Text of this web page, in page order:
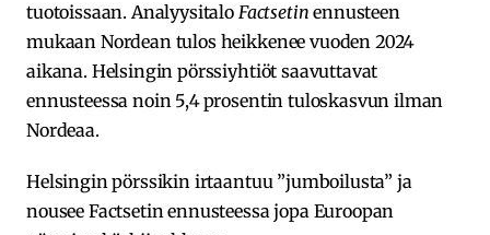
tuotoissaan. Analyysitalo Factsetin ennusteen
mukaan Nordean tulos heikkenee vuoden 2024
aikana. Helsingin pörssiyhtiöt saavuttavat
ennusteessa noin 5,4 prosentin tuloskasvun ilman
Nordeaa.
Helsingin pörssikin irtaantuu ”jumboilusta” ja
nousee Factsetin ennusteessa jopa Euroopan